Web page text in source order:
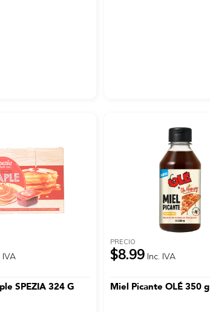
IVA
SPEZIA 324 G
PRECIO
$8.99 Inc. IVA
Miel Picante OLÉ 350 g